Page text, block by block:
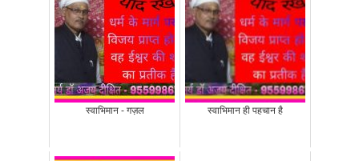
स्वाभिमान - गज़ल स्वाभिमान ही पहचान है